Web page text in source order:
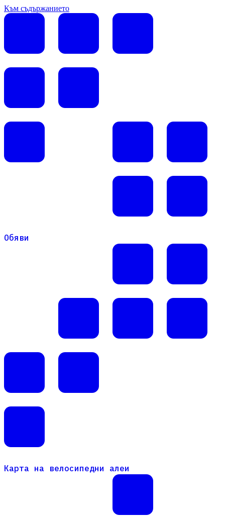
Към съдържанието
Обяви
Карта на велосипедни алеи
Карта на велосипедни алеи